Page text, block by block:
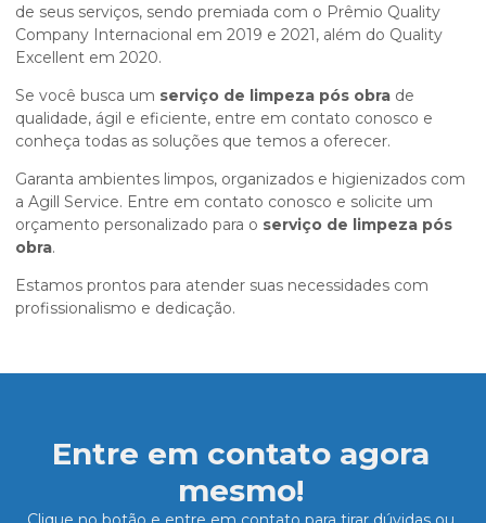
de seus serviços, sendo premiada com o Prêmio Quality
Company Internacional em 2019 e 2021, além do Quality
Excellent em 2020.
Se você busca um serviço de limpeza pós obra de
qualidade, ágil e eficiente, entre em contato conosco e
conheça todas as soluções que temos a oferecer.
Garanta ambientes limpos, organizados e higienizados com
a Agill Service. Entre em contato conosco e solicite um
orçamento personalizado para o serviço de limpeza pós
obra.
Estamos prontos para atender suas necessidades com
profissionalismo e dedicação.
Entre em contato agora
mesmo!